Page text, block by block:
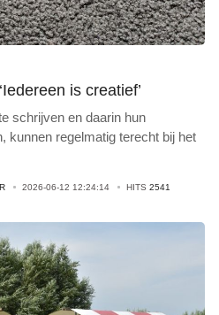
is creatief’
schrijven en daarin hun
kunnen regelmatig terecht bij het
2026-06-12 12:24:14 HITS 2541